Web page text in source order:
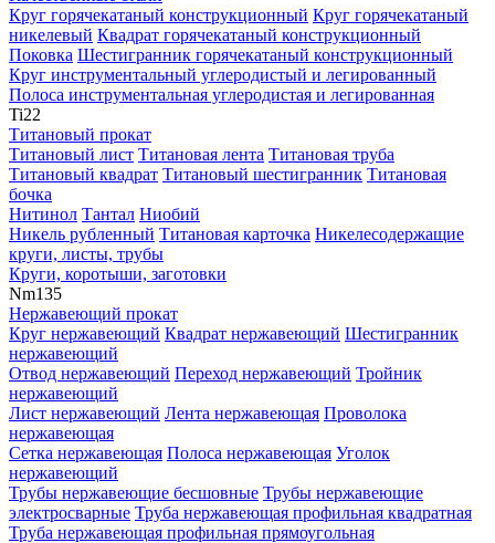
Круг горячекатаный конструкционный Круг горячекатаный
никелевый Квадрат горячекатаный конструкционный
Поковка Шестигранник горячекатаный конструкционный
Круг инструментальный углеродистый и легированный
Полоса инструментальная углеродистая и легированная
Ti22
Титановый прокат
Титановый лист Титановая лента Титановая труба
Титановый квадрат Титановый шестигранник Титановая
бочка
Нитинол Тантал Ниобий
Никель рубленный Титановая карточка Никелесодержащие
круги, листы, трубы
Круги, коротыши, заготовки
Nm135
Нержавеющий прокат
Круг нержавеющий Квадрат нержавеющий Шестигранник
нержавеющий
Отвод нержавеющий Переход нержавеющий Тройник
нержавеющий
Лист нержавеющий Лента нержавеющая Проволока
нержавеющая
Сетка нержавеющая Полоса нержавеющая Уголок
нержавеющий
Трубы нержавеющие бесшовные Трубы нержавеющие
электросварные Труба нержавеющая профильная квадратная
Труба нержавеющая профильная прямоугольная